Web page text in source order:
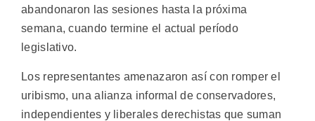
abandonaron las sesiones hasta la próxima
semana, cuando termine el actual período
legislativo.
Los representantes amenazaron así con romper el
uribismo, una alianza informal de conservadores,
independientes y liberales derechistas que suman